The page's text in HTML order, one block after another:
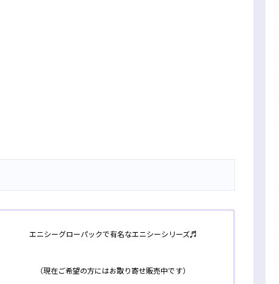
エニシーグローパックで有名なエニシーシリーズ♬
（現在ご希望の方にはお取り寄せ販売中です）